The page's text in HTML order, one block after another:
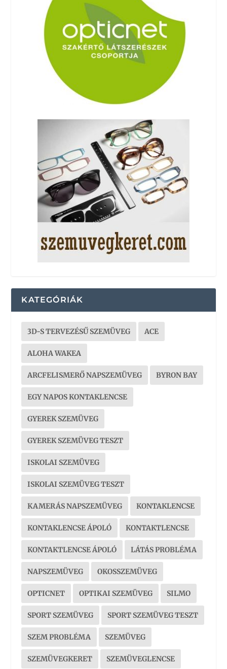
KATEGÓRIÁK
3D-S TERVEZÉSŰ SZEMÜVEG ACE
ALOHA WAKEA
ARCFELISMERŐ NAPSZEMÜVEG BYRON BAY
EGY NAPOS KONTAKLENCSE
GYEREK SZEMÜVEG
GYEREK SZEMÜVEG TESZT
ISKOLAI SZEMÜVEG
ISKOLAI SZEMÜVEG TESZT
KAMERÁS NAPSZEMÜVEG KONTAKLENCSE
KONTAKLENCSE ÁPOLÓ KONTAKTLENCSE
KONTAKTLENCSE ÁPOLÓ LÁTÁS PROBLÉMA
NAPSZEMÜVEG OKOSSZEMÜVEG
OPTICNET OPTIKAI SZEMÜVEG SILMO
SPORT SZEMÜVEG SPORT SZEMÜVEG TESZT
SZEM PROBLÉMA SZEMÜVEG
SZEMÜVEGKERET SZEMÜVEGLENCSE